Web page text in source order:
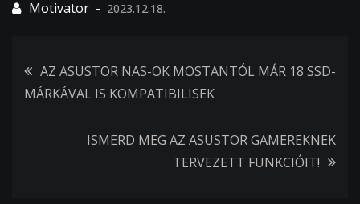
2023.12.18.
Bejegyzés
AZ ASUSTOR NAS-OK MOSTANTÓL MÁR 18 SSD-
MÁRKÁVAL IS KOMPATIBILISEK
ISMERD MEG AZ ASUSTOR GAMEREKNEK
TERVEZETT FUNKCIÓIT!